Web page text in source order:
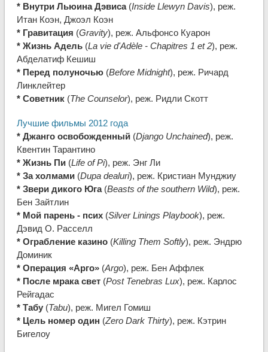
* Внутри Льюина Дэвиса(Inside Llewyn Davis), реж.
Итан Коэн, Джоэл Коэн
* Гравитация (Gravity), реж. Альфонсо Куарон
* Жизнь Адель(La vie d'Adèle - Chapitres 1 et 2), реж.
Абделатиф Кешиш
* Перед полуночью(Before Midnight), реж. Ричард
Линклейтер
* Советник(The Counselor), реж. Ридли Скотт
Лучшие фильмы 2012 года
* Джанго освобожденный(Django Unchained), реж.
Квентин Тарантино
* Жизнь Пи(Life of Pi), реж. Энг Ли
* За холмами(Dupa dealuri), реж. Кристиан Мунджиу
* Звери дикого Юга(Beasts of the southern Wild), реж.
Бен Зайтлин
* Мой парень - псих(Silver Linings Playbook), реж.
Дэвид О. Расселл
* Ограбление казино(Killing Them Softly), реж. Эндрю
Доминик
* Операция «Арго»(Argo), реж. Бен Аффлек
* После мрака свет(Post Tenebras Lux), реж. Карлос
Рейгадас
* Табу(Tabu), реж. Мигел Гомиш
* Цель номер один (Zero Dark Thirty), реж. Кэтрин
Бигелоу